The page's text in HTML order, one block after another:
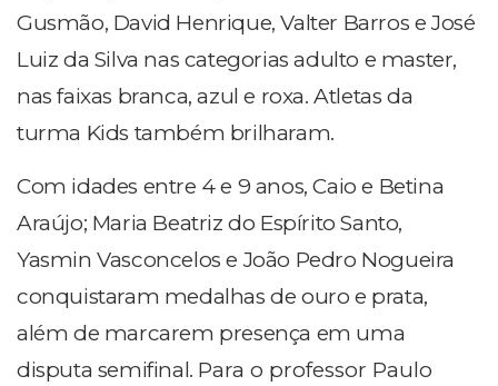
Gusmão, David Henrique, Valter Barros e José
Luiz da Silva nas categorias adulto e master,
nas faixas branca, azul e roxa. Atletas da
turma Kids também brilharam.
Com idades entre 4 e 9 anos, Caio e Betina
Araújo; Maria Beatriz do Espírito Santo,
Yasmin Vasconcelos e João Pedro Nogueira
conquistaram medalhas de ouro e prata,
além de marcarem presença em uma
disputa semifinal. Para o professor Paulo